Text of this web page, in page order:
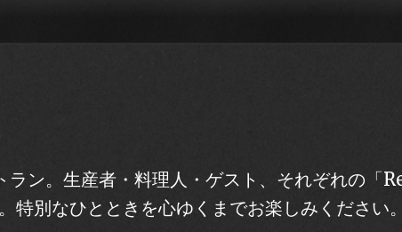
ン。生産者・料理人・ゲスト、それぞれの
別なひとときを心ゆくまでお楽しみください。